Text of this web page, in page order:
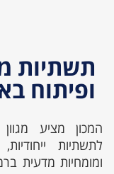
תשתיות
ופיתוח
המכון מציע
לתשתיות
ומומחיות מדעית